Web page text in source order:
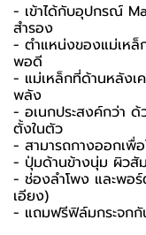
- เข้าได้กับอุปกรณ์
สำรอง
- ตำแหน่งของแม่เหล็
พอดี
- แม่เหล็กที่ด้านหลัง
พลัง
- อเนกประสงค์กว่า
ตั้งในตัว
- สามารถกางออกเพื่
- ปุ่มด้านข้างนุ่ม ผิวสั
- ช่องลำโพง และพอร์
เอียง)
- แถมฟรีฟิล์มกระจก